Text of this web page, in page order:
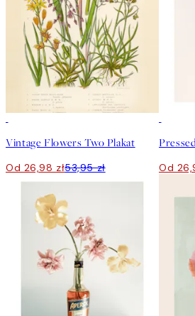
Vintage Flowers Two Plakat
Od 26,98 zł53,95 zł Od